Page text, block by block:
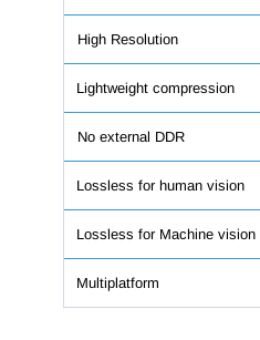
High Resolution
Lightweight compression
No external DDR
Lossless for human vision
Lossless for Machine vision
Multiplatform